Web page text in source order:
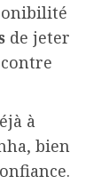
de jeter
à
bien